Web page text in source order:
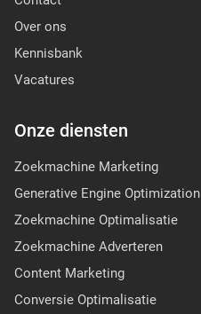
Over ons
Kennisbank
Vacatures
Onze diensten
Zoekmachine Marketing
Generative Engine Optimization
Zoekmachine Optimalisatie
Zoekmachine Adverteren
Content Marketing
Conversie Optimalisatie